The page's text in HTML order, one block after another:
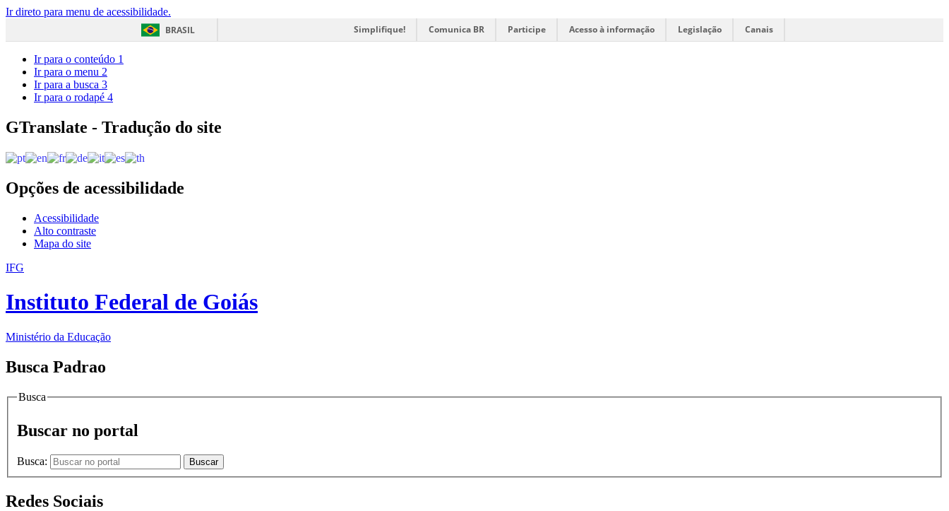
Ir direto para menu de acessibilidade.
BRASIL
Simplifique! Comunica BR Participe Acesso à informação Legislação Canais
Ir para o conteúdo 1
Ir para o menu 2
Ir para a busca 3
Ir para o rodapé 4
GTranslate - Tradução do site
Opções de acessibilidade
Acessibilidade
Alto contraste
Mapa do site
IFG
Instituto Federal de Goiás
Ministério da Educação
Busca Padrao
Busca
Buscar no portal
Busca: Buscar
Redes Sociais